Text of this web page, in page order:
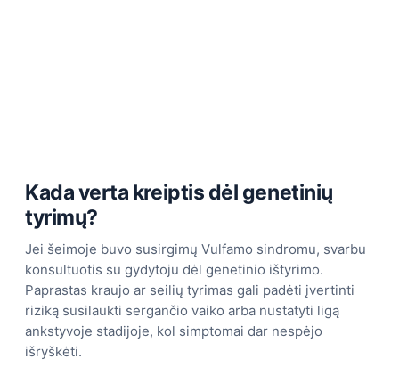
Kada verta kreiptis dėl genetinių
tyrimų?
Jei šeimoje buvo susirgimų Vulfamo sindromu, svarbu
konsultuotis su gydytoju dėl genetinio ištyrimo.
Paprastas kraujo ar seilių tyrimas gali padėti įvertinti
riziką susilaukti sergančio vaiko arba nustatyti ligą
ankstyvoje stadijoje, kol simptomai dar nespėjo
išryškėti.